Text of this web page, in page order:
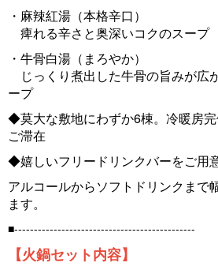
・麻辣紅湯（本格辛口）
痺れる辛さと奥深いコクのスープ
・牛骨白湯（まろやか）
じっくり煮出した牛骨の旨みが広
ープ
◆莫大な敷地にわずか6棟。冷暖房
ご滞在
◆嬉しいフリードリンクバーをご用意
アルコールからソフトドリンクまで
ます。
■----------------------------------------------
【火鍋セット内容】